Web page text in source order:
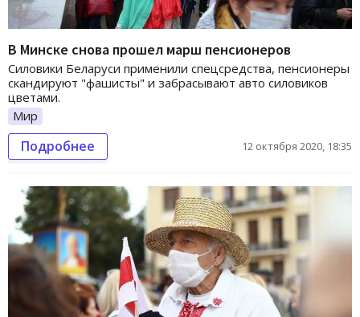
В Минске снова прошел марш пенсионеров
Силовики Беларуси применили спецсредства, пенсионеры
скандируют "фашисты" и забрасывают авто силовиков
цветами.
Мир
Подробнее 12 октября 2020, 18:35